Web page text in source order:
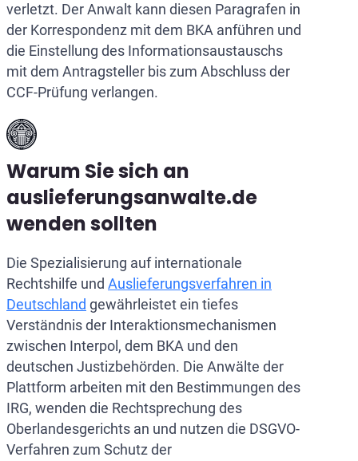
verletzt. Der Anwalt kann diesen Paragrafen in
der Korrespondenz mit dem BKA anführen und
die Einstellung des Informationsaustauschs
mit dem Antragsteller bis zum Abschluss der
CCF-Prüfung verlangen.
Warum Sie sich an
auslieferungsanwalte.de
wenden sollten
Die Spezialisierung auf internationale
Rechtshilfe und Auslieferungsverfahren in
Deutschland gewährleistet ein tiefes
Verständnis der Interaktionsmechanismen
zwischen Interpol, dem BKA und den
deutschen Justizbehörden. Die Anwälte der
Plattform arbeiten mit den Bestimmungen des
IRG, wenden die Rechtsprechung des
Oberlandesgerichts an und nutzen die DSGVO-
Verfahren zum Schutz der